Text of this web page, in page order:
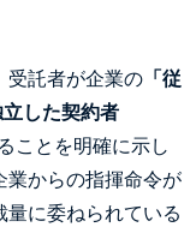
受託者が企業の 「従
した契約者
ことを明確に示し
業からの指揮命令が
量に委ねられている